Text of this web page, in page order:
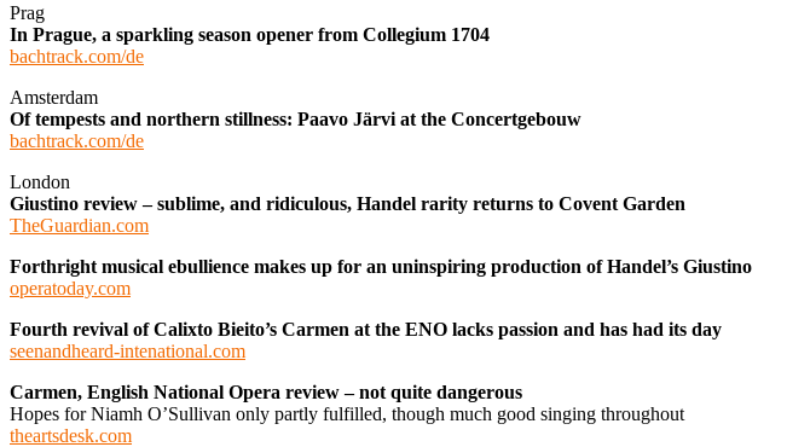
Prag
In Prague, a sparkling season opener from Collegium 1704
bachtrack.com/de
Amsterdam
Of tempests and northern stillness: Paavo Järvi at the Concertgebouw
bachtrack.com/de
London
Giustino review – sublime, and ridiculous, Handel rarity returns to Covent Garden
TheGuardian.com
Forthright musical ebullience makes up for an uninspiring production of Handel’s Giustino
operatoday.com
Fourth revival of Calixto Bieito’s Carmen at the ENO lacks passion and has had its day
seenandheard-intenational.com
Carmen, English National Opera review – not quite dangerous
Hopes for Niamh O’Sullivan only partly fulfilled, though much good singing throughout
theartsdesk.com